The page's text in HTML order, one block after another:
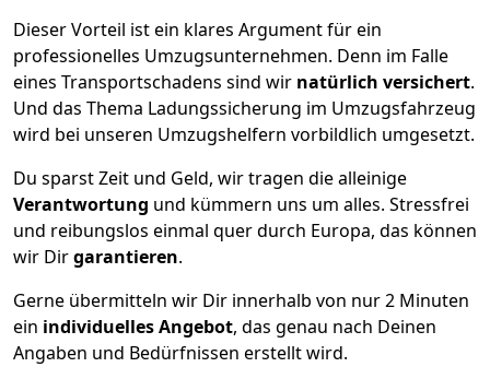
Dieser Vorteil ist ein klares Argument für ein
professionelles Umzugsunternehmen. Denn im Falle
eines Transportschadens sind wir natürlich versichert.
Und das Thema Ladungssicherung im Umzugsfahrzeug
wird bei unseren Umzugshelfern vorbildlich umgesetzt.
Du sparst Zeit und Geld, wir tragen die alleinige
Verantwortung und kümmern uns um alles. Stressfrei
und reibungslos einmal quer durch Europa, das können
wir Dirgarantieren.
Gerne übermitteln wir Dir innerhalb von nur2 Minuten
ein individuelles Angebot, das genau nach Deinen
Angaben und Bedürfnissen erstellt wird.